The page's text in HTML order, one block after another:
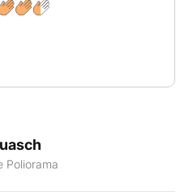
Poliorama